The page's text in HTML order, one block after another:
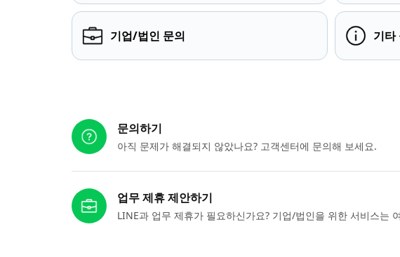
기업/법인 문의 기타
문의하기
아직 문제가 해결되지 않았나요? 고객센터에 문의해 보세요.
업무 제휴 제안하기
LINE과 업무 제휴가 필요하신가요? 기업/법인을 위한 서비스는